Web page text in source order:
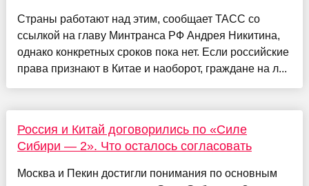
Страны работают над этим, сообщает ТАСС со
ссылкой на главу Минтранса РФ Андрея Никитина,
однако конкретных сроков пока нет. Если российские
права признают в Китае и наоборот, граждане на л...
Россия и Китай договорились по «Силе
Сибири — 2». Что осталось согласовать
Москва и Пекин достигли понимания по основным